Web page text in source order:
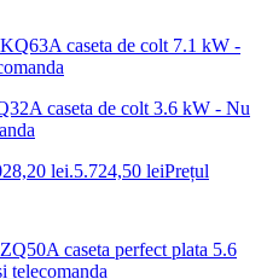
caseta de colt 3.6 kW - Nu
lei.5.724,50 leiPrețul